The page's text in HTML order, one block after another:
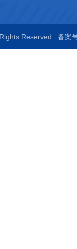
Reserved 备案